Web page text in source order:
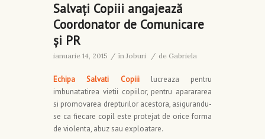
Salvaţi Copiii angajează
Coordonator de Comunicare
şi PR
ianuarie 14, 2015 / în Joburi / de Gabriela
Echipa Salvati Copiiilucreaza pentru
imbunatatirea vietii copiilor, pentru aparararea
si promovarea drepturilor acestora, asigurandu-
se ca fiecare copil este protejat de orice forma
de violenta, abuz sau exploatare.